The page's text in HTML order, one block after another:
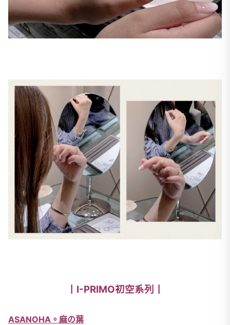
丨I-PRIMO初空系列丨
ASANOHA。麻の葉